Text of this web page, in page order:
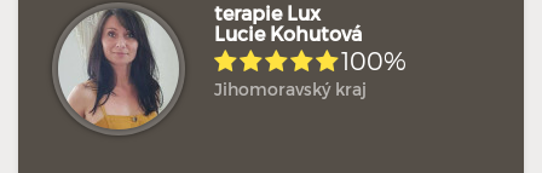
terapie Lux
Lucie Kohutová
100%
Jihomoravský kraj